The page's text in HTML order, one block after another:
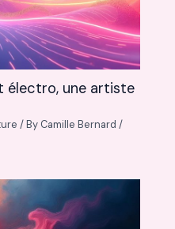
électro, une artiste
/ By Camille Bernard/